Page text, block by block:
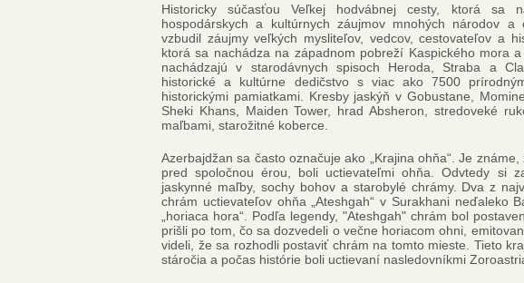
Historicky súčasťou Veľkej hodvábnej cesty, ktorá sa
hospodárskych a kultúrnych záujmov mnohých národov a
vzbudil záujmy veľkých mysliteľov, vedcov, cestovateľov a
ktorá sa nachádza na západnom pobreží Kaspického mora
nachádzajú v starodávnych spisoch Heroda, Straba a
historické a kultúrne dedičstvo s viac ako 7500
historickými pamiatkami. Kresby jaskýň v Gobustane,
Sheki Khans, Maiden Tower, hrad Absheron, stredoveké
maľbami, starožitné koberce.
Azerbajdžan sa často označuje ako „Krajina ohňa“. Je
pred spoločnou érou, boli uctievateľmi ohňa. Odvtedy si
jaskynné maľby, sochy bohov a starobylé chrámy. Dva z
chrám uctievateľov ohňa „Ateshgah“ v Surakhani neďaleko
„horiaca hora“. Podľa legendy, "Ateshgah" chrám bol
prišli po tom, čo sa dozvedeli o večne horiacom ohni,
videli, že sa rozhodli postaviť chrám na tomto mieste. Tieto
stáročia a počas histórie boli uctievaní nasledovníkmi